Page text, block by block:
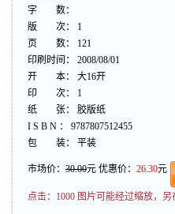
字 数：
版 次： 1
页 数： 121
印刷时间： 2008/08/01
开 本： 大16开
印 次： 1
纸 张： 胶版纸
I S B N ： 9787807512455
包 装： 平装
市场价： 30.00元 优惠价： 26.30元
点击： 1000 图片可能经过缩放，